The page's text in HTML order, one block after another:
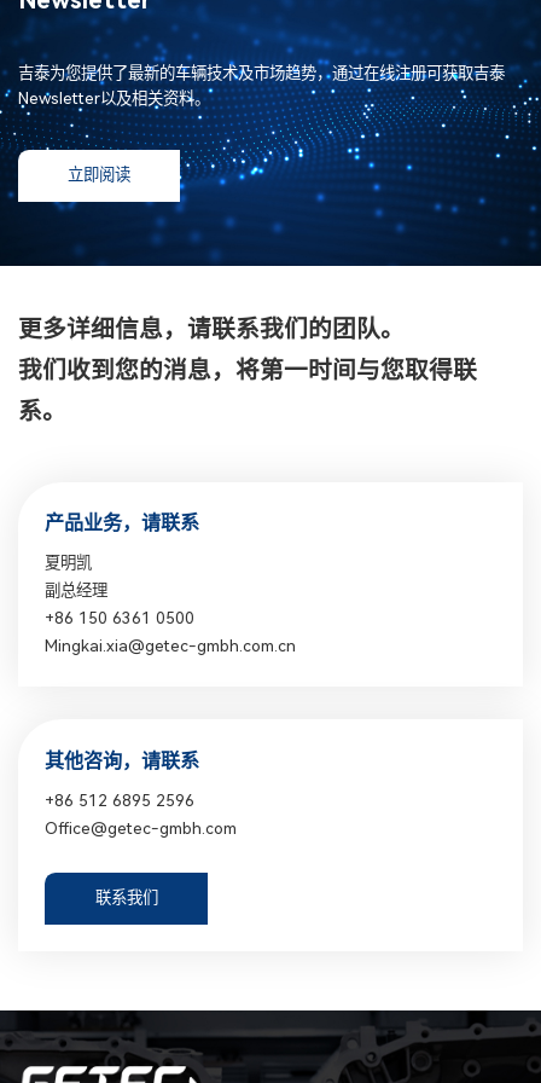
吉泰为您提供了最新的车辆技术及市场趋势，通过在线注册可获取吉泰
Newsletter以及相关资料。
立即阅读
更多详细信息，请联系我们的团队。
我们收到您的消息，将第一时间与您取得联
系。
产品业务，请联系
夏明凯
副总经理
+86 150 6361 0500
Mingkai.xia@getec-gmbh.com.cn
其他咨询，请联系
+86 512 6895 2596
Office@getec-gmbh.com
联系我们